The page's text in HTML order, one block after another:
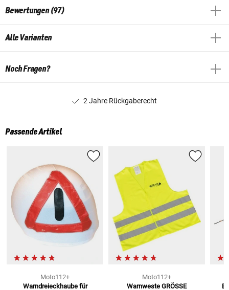
Bewertungen (97)
Alle Varianten
Noch Fragen?
2 Jahre Rückgaberecht
Passende Artikel
Moto112+
Warndreieckhaube für
Moto112+
Warnweste GRÖSSE